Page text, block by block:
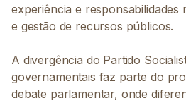
experiência e responsabilidades
e gestão de recursos públicos.
A divergência do Partido
governamentais faz parte do
debate parlamentar, onde